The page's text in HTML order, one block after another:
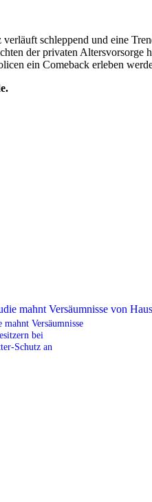
schleppend und eine
der privaten
ein Comeback erleben
mahnt Versäumnisse
bei
Schutz an